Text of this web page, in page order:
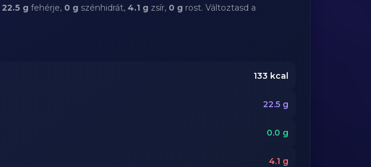
22.5 g fehérje, 0 g szénhidrát, 4.1 g zsír, 0 g rost. Változtasd a
133 kcal
22.5 g
0.0 g
4.1 g